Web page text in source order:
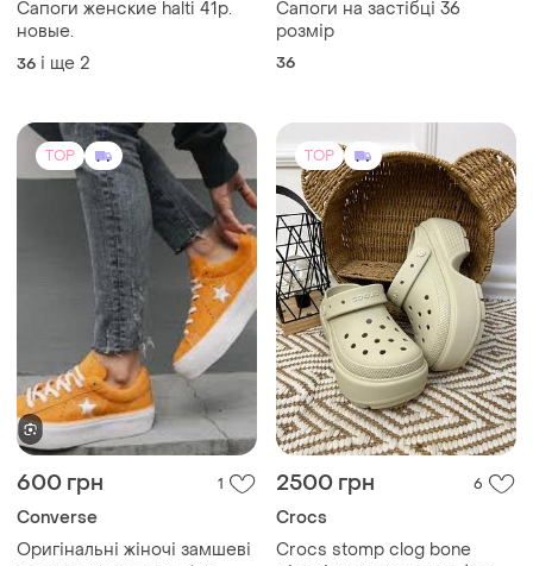
2500 грн 3
Tommy Hilfiger
Балетки шкіряні
799 грн 1
Shein
Римські плетені сандалі з
ремінцем р37
37